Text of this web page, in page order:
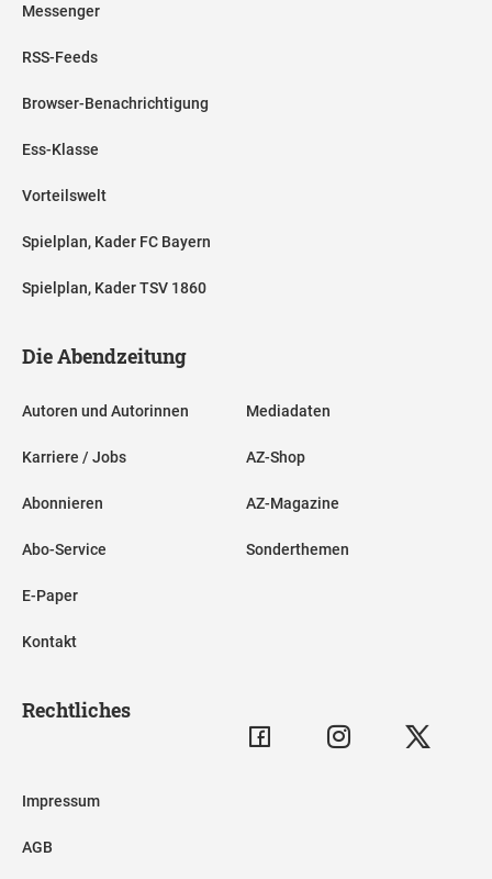
Messenger
RSS-Feeds
Browser-Benachrichtigung
Ess-Klasse
Vorteilswelt
Spielplan, Kader FC Bayern
Spielplan, Kader TSV 1860
Die Abendzeitung
Autoren und Autorinnen
Karriere / Jobs
Abonnieren
Abo-Service
E-Paper
Kontakt
Mediadaten
AZ-Shop
AZ-Magazine
Sonderthemen
Rechtliches
Impressum
AGB